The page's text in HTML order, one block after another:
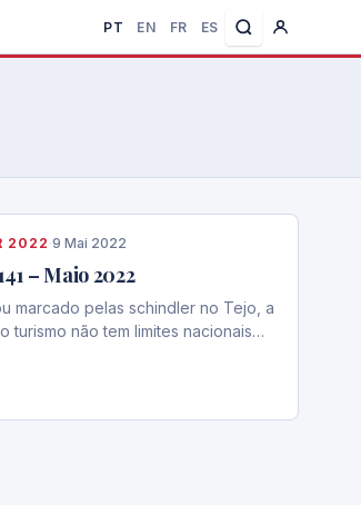
PT EN FR ES
2022 ·9 Mai 2022
– Maio 2022
marcado pelas schindler no Tejo, a
turismo não tem limites nacionais…